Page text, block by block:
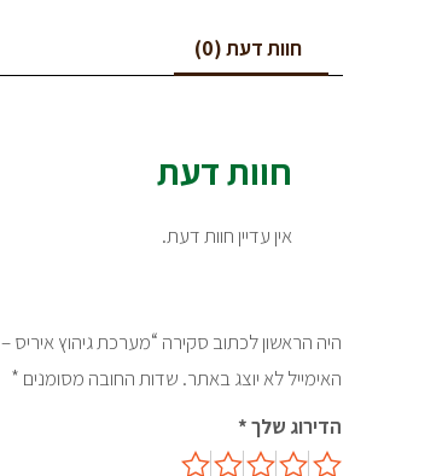
חוות דעת (0)
חוות דעת
אין עדיין חוות דעת.
היה הראשון לכתוב סקירה “מערכת גיהוץ איריס – 5 ליטר – IRIS”
האימייל לא יוצג באתר. שדות החובה מסומנים *
הדירוג שלך*